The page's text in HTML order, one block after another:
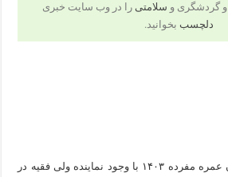
و گردشگری و سلامتی را در وب سایت خبری
دلچسب بخوانید.
، آئین معنوی بدرقه زائران عمره مفرده ۱۴۰۳ با وجود نماینده ولی فقیه در